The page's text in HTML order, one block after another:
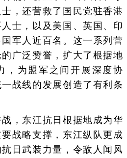
，还营救了国民党驻香港
士，以及美国、英国、印
军人近百名。这一系列营
广泛赞誉，扩大了根据地
，为盟军之间开展深度协
战线的发展创造了有利条
东江抗日根据地成为华
战略支撑，东江纵队更成
日武装力量，令敌人闻风